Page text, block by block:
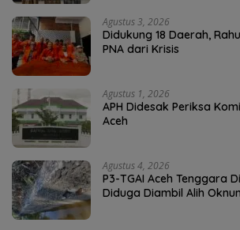
Agustus 3, 2026
Didukung 18 Daerah,
PNA dari Krisis
Agustus 1, 2026
APH Didesak Periksa
Aceh
Agustus 4, 2026
P3-TGAI Aceh Tenggara
Diduga Diambil Alih